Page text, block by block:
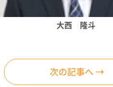
大西 隆斗
次の記事へ →